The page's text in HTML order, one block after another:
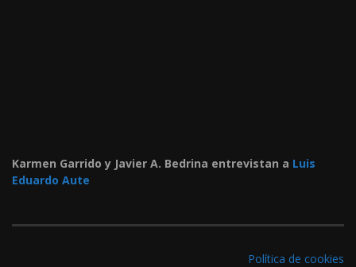
Karmen Garrido y Javier A. Bedrina entrevistan a Luis
Eduardo Aute
Política de cookies